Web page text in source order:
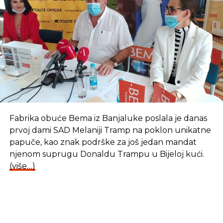
Preuzmite besplatnih 50€ za trgovanje i
zaradite na funti
Fabrika obuće Bema iz Banjaluke poslala je danas
prvoj dami SAD Melaniji Tramp na poklon unikatne
papuče, kao znak podrške za još jedan mandat
njenom suprugu Donaldu Trampu u Bijeloj kući.
(više…)